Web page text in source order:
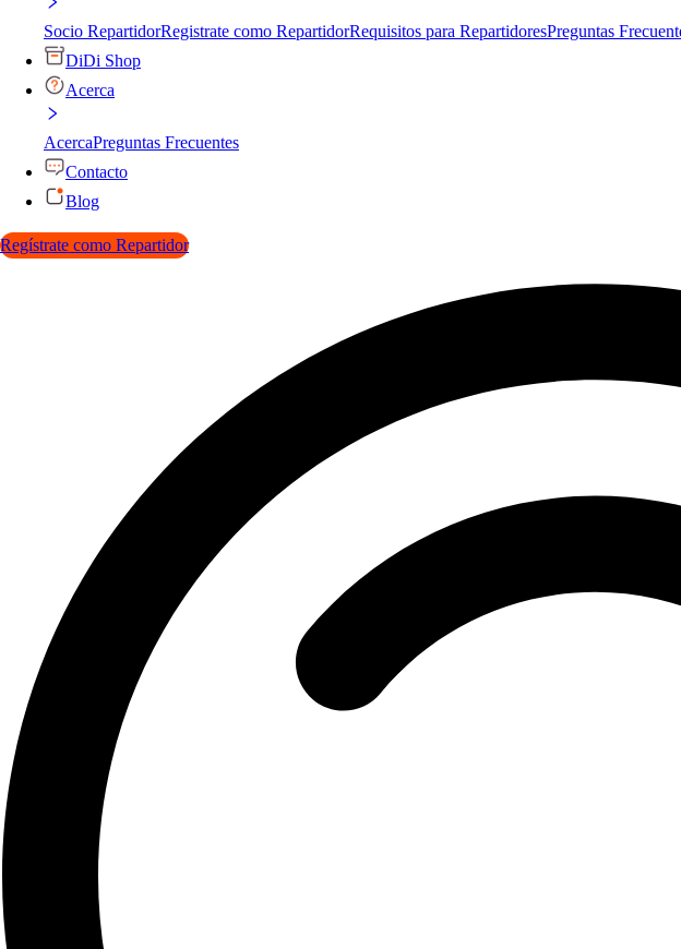
Socio RepartidorRegistrate como RepartidorRequisitos para RepartidoresPreguntas
DiDi Shop
Acerca
AcercaPreguntas Frecuentes
Contacto
Blog
Regístrate como Repartidor